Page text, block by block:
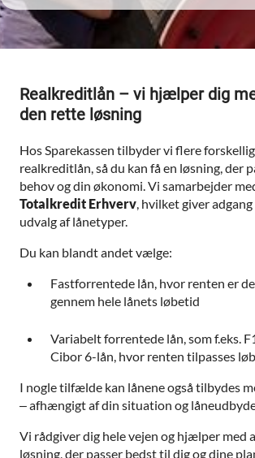
Realkreditlån – vi hjælper dig
den rette løsning
Hos Sparekassen tilbyder vi flere
realkreditlån, så du kan få en løsning, der
behov og din økonomi. Vi samarbejder
Totalkredit Erhverv, hvilket giver
udvalg af lånetyper.
Du kan blandt andet vælge:
Fastforrentede lån, hvor renten er
gennem hele lånets løbetid
Variabelt forrentede lån, som f.eks.
Cibor 6-lån, hvor renten tilpasses
I nogle tilfælde kan lånene også tilbydes
– afhængigt af din situation og
Vi rådgiver dig hele vejen og hjælper med
løsning, der passer bedst til dig og dine